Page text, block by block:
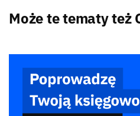
Może te tematy też